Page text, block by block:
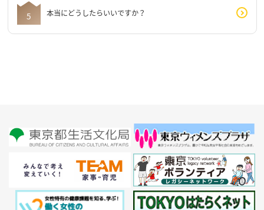
本当にどうしたらいいですか？